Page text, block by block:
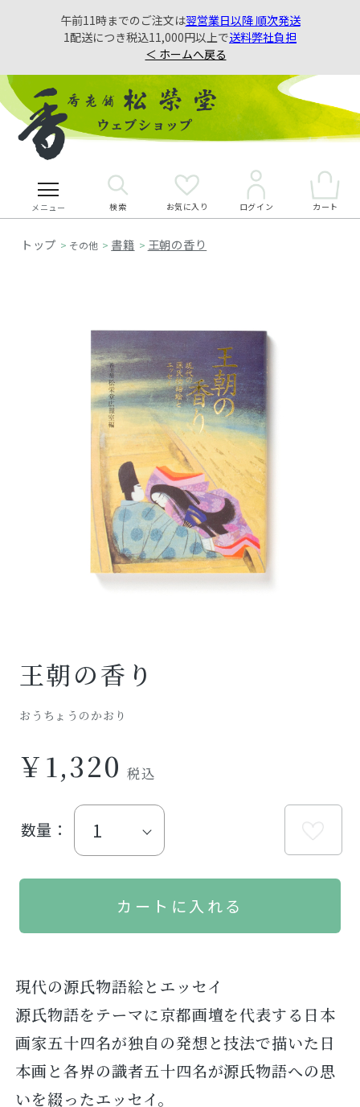
午前11時までのご注文は翌営業日以降 順次発送
1配送につき税込11,000円以上で送料弊社負担
＜ ホームへ戻る
メニュー 検索 お気に入り ログイン カート
> その他 > 書籍 > 王朝の香り
王朝の香り
おうちょうのかおり
￥1,320
数量：
現代の源氏物語絵とエッセイ
源氏物語をテーマに京都画壇を代表する日本
画家五十四名が独自の発想と技法で描いた日
本画と各界の識者五十四名が源氏物語への思
いを綴ったエッセイ。